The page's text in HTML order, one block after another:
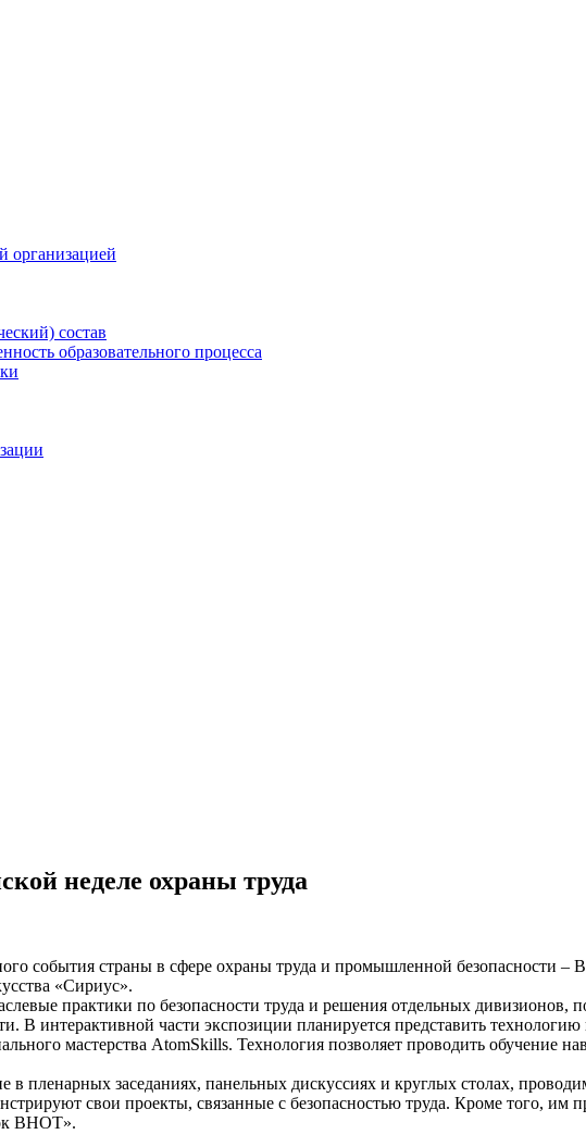
организацией
состав
образовательного процесса
неделе охраны труда
события страны в сфере охраны труда и промышленной безопасности
«Сириус».
практики по безопасности труда и решения отдельных дивизионов,
В интерактивной части экспозиции планируется представить
мастерства AtomSkills. Технология позволяет проводить обучение
в пленарных заседаниях, панельных дискуссиях и круглых столах,
свои проекты, связанные с безопасностью труда. Кроме того, им
ВНОТ».